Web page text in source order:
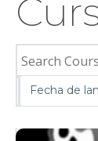
Fecha de